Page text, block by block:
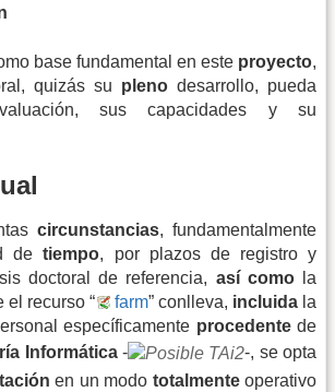
base fundamental en este proyecto,
quizás su pleno desarrollo, pueda
sus capacidades y su
circunstancias, fundamentalmente
detiempo, por plazos de registro y
doctoral de referencia, así comola
el recurso “
farm” conlleva, incluida la
específicamente procedentede
Informática-
-, se opta
en un modo totalmenteoperativo